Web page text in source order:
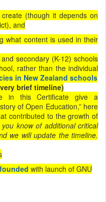
(though it depends on
and
what content is used in their
secondary (K-12) schools
rather than the individual
in New Zealand schools
brief timeline)
in this Certificate give a
of Open Education,” here
contributed to the growth of
you know of additional critical
we will update the timeline.
with launch of GNU